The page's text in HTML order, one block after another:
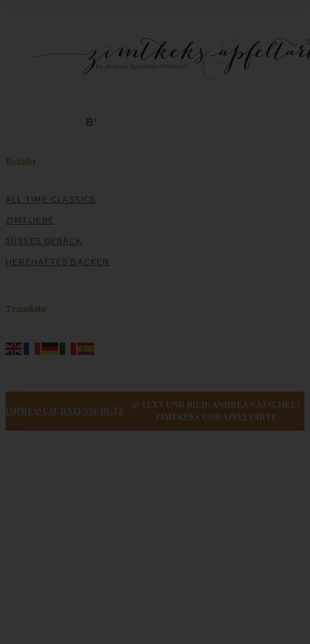
Beliebt
ALL TIME CLASSICS
ZIMTLIEBE
SÜSSES GEBÄCK
HERZHAFTES BACKEN
Translate
IMPRESSUM DATENSCHUTZ
@ TEXT UND BILD: ANDREA NATSCHKE |
ZIMTKEKS UND APFELTARTE